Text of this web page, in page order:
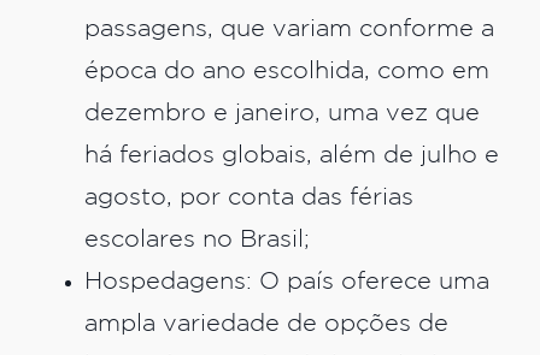
passagens, que variam conforme a
época do ano escolhida, como em
dezembro e janeiro, uma vez que
há feriados globais, além de julho e
agosto, por conta das férias
escolares no Brasil;
Hospedagens: O país oferece uma
ampla variedade de opções de